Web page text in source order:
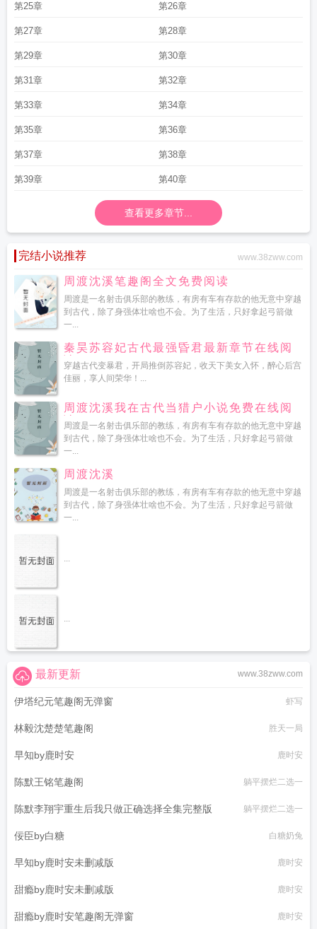
第25章 第26章
第27章 第28章
第29章 第30章
第31章 第32章
第33章 第34章
第35章 第36章
第37章 第38章
第39章 第40章
查看更多章节...
完结小说推荐 www.38zww.com
周渡沈溪笔趣阁全文免费阅读
周渡是一名射击俱乐部的教练，有房有车有存款的他无意中穿越
到古代，除了身强体壮啥也不会。为了生活，只好拿起弓箭做
一...
秦昊苏容妃古代最强昏君最新章节在线阅
读
穿越古代变暴君，开局推倒苏容妃，收天下美女入怀，醉心后宫
佳丽，享人间荣华！...
周渡沈溪我在古代当猎户小说免费在线阅
读
周渡是一名射击俱乐部的教练，有房有车有存款的他无意中穿越
到古代，除了身强体壮啥也不会。为了生活，只好拿起弓箭做
一...
周渡沈溪
周渡是一名射击俱乐部的教练，有房有车有存款的他无意中穿越
到古代，除了身强体壮啥也不会。为了生活，只好拿起弓箭做
一...
...
...
www.38zww.com
最新更新
伊塔纪元笔趣阁无弹窗 虾写
林毅沈楚楚笔趣阁 胜天一局
早知by鹿时安 鹿时安
陈默王铭笔趣阁 躺平摆烂二选一
陈默李翔宇重生后我只做正确选择全集完整版 躺平摆烂二选一
佞臣by白糖 白糖奶兔
早知by鹿时安未删减版 鹿时安
甜瘾by鹿时安未删减版 鹿时安
甜瘾by鹿时安笔趣阁无弹窗 鹿时安